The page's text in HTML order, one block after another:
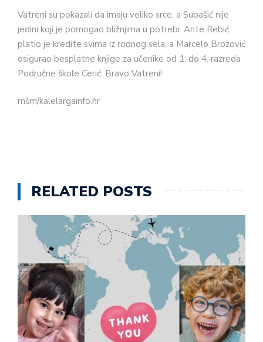
Vatreni su pokazali da imaju veliko srce, a Subašić nije
jedini koji je pomogao bližnjima u potrebi. Ante Rebić
platio je kredite svima iz rodnog sela, a Marcelo Brozović
osigurao besplatne knjige za učenike od 1. do 4. razreda
Područne škole Cerić. Bravo Vatreni!
mšm/kalelargainfo.hr
RELATED POSTS